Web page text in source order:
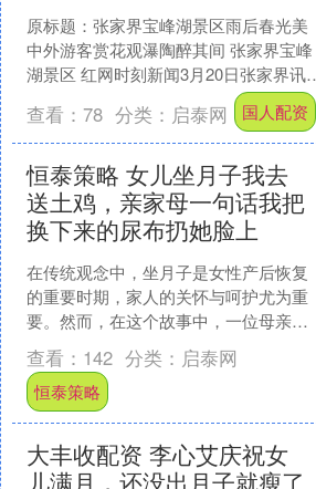
原标题：张家界宝峰湖景区雨后春光美
中外游客赏花观瀑陶醉其间 张家界宝峰
湖景区 红网时刻新闻3月20日张家界讯
（记者 覃宵 通讯员 邓道理）3月19日，
张家界宝....
查看： 78 分类： 启泰网 国人配资
恒泰策略 女儿坐月子我去
送土鸡，亲家母一句话我把
换下来的尿布扔她脸上
在传统观念中，坐月子是女性产后恢复
的重要时期，家人的关怀与呵护尤为重
要。然而，在这个故事中，一位母亲在
送土鸡给女儿坐月子时，却因为一句无
心之言而引发了一场风波。....
查看： 142 分类： 启泰网
恒泰策略
大丰收配资 李心艾庆祝女
儿满月，还没出月子就瘦了